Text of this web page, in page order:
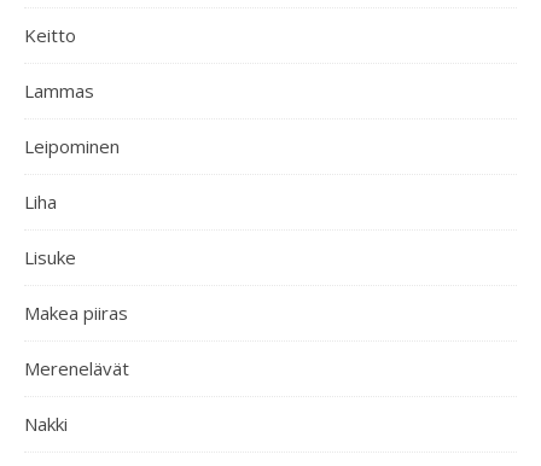
Keitto
Lammas
Leipominen
Liha
Lisuke
Makea piiras
Merenelävät
Nakki